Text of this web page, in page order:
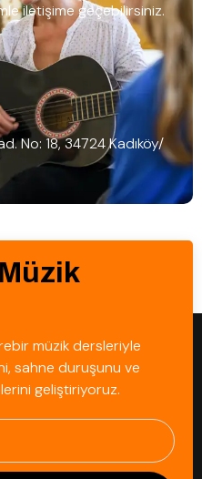
iletişime geçebilirsiniz.
No: 18, 34724 Kadıköy/
müzik dersleriyle
sahne duruşunu ve
geliştiriyoruz.